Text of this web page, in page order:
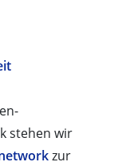
stehen wir
zur